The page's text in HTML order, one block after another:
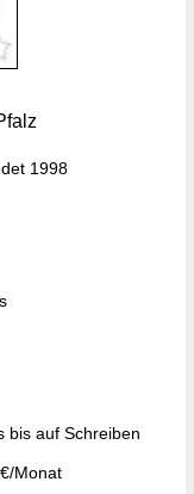
1998
bis auf Schreiben
Monat